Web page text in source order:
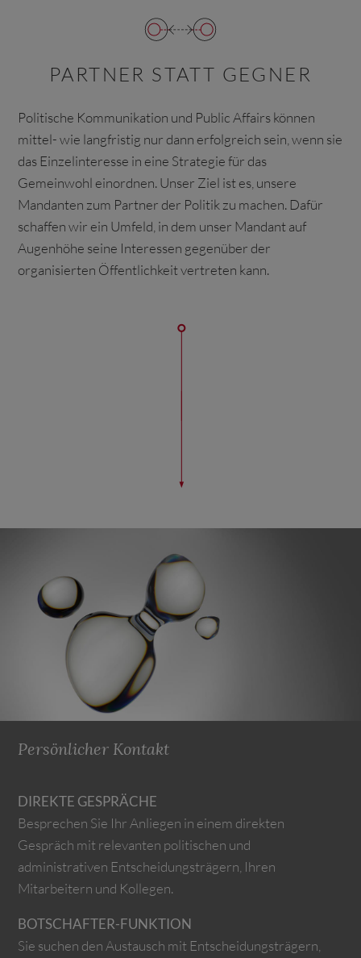
PARTNER STATT GEGNER
Politische Kommunikation und Public Affairs können
mittel- wie langfristig nur dann erfolgreich sein, wenn sie
das Einzelinteresse in eine Strategie für das
Gemeinwohl einordnen. Unser Ziel ist es, unsere
Mandanten zum Partner der Politik zu machen. Dafür
schaffen wir ein Umfeld, in dem unser Mandant auf
Augenhöhe seine Interessen gegenüber der
organisierten Öffentlichkeit vertreten kann.
Persönlicher Kontakt
DIREKTE GESPRÄCHE
Besprechen Sie Ihr Anliegen in einem direkten
Gespräch mit relevanten politischen und
administrativen Entscheidungsträgern, Ihren
Mitarbeitern und Kollegen.
BOTSCHAFTER-FUNKTION
Sie suchen den Austausch mit Entscheidungsträgern,